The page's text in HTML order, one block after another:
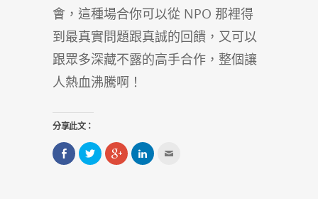
會，這種場合你可以從 NPO 那裡得
到最真實問題跟真誠的回饋，又可以
跟眾多深藏不露的高手合作，整個讓
人熱血沸騰啊！
分享此文：
分
享
分
享
點
擊
分
享